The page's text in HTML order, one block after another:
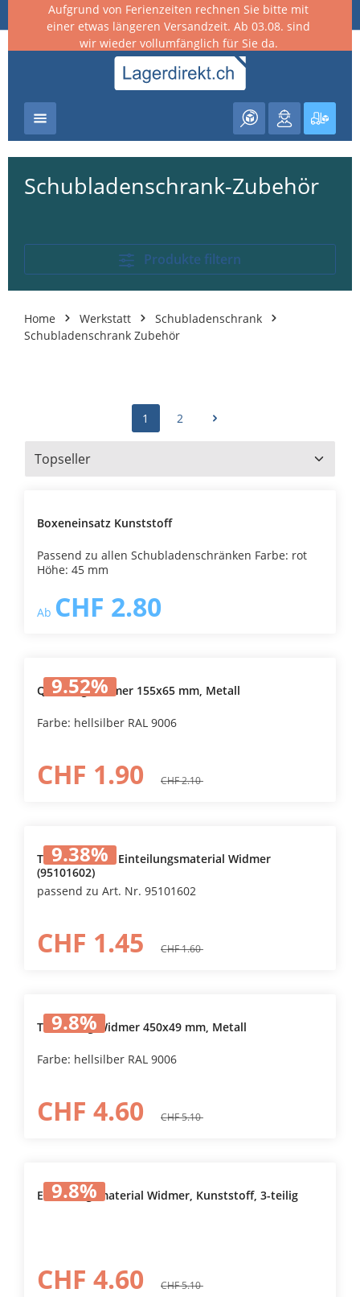
springen
Aufgrund von Ferienzeiten rechnen Sie bitte mit
einer etwas längeren Versandzeit. Ab 03.08. sind
wir wieder vollumfänglich für Sie da.
Schubladenschrank-Zubehör
Produkte filtern
Home Werkstatt
Schubladenschrank
Schubladenschrank Zubehör
1 2
Boxeneinsatz Kunststoff
Passend zu allen Schubladenschränken Farbe: rot
Höhe: 45 mm
Ab CHF 2.80
9.52%
Quersteg Widmer 155x65 mm, Metall
Farbe: hellsilber RAL 9006
CHF 1.90 CHF 2.10
9.38%
Trennwand zu Einteilungsmaterial Widmer
(95101602)
passend zu Art. Nr. 95101602
CHF 1.45 CHF 1.60
9.8%
Tiefensteg Widmer 450x49 mm, Metall
Farbe: hellsilber RAL 9006
CHF 4.60 CHF 5.10
9.8%
Einteilungsmaterial Widmer, Kunststoff, 3-teilig
CHF 4.60 CHF 5.10